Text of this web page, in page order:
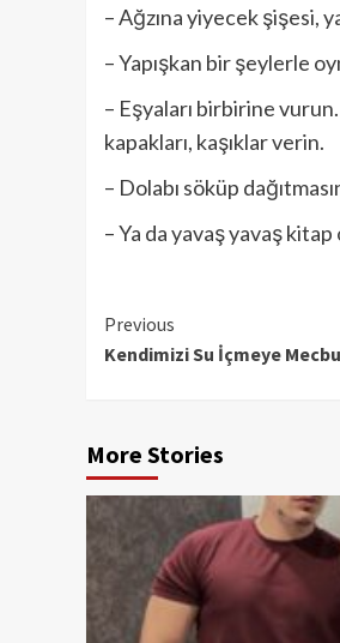
– Ağzına yiyecek şişesi,
– Yapışkan bir şeylerle
– Eşyaları birbirine
kapakları, kaşıklar verin.
– Dolabı söküp
– Ya da yavaş yavaş
Continue
Reading
Previous
Kendimizi Su İçmeye
More Stories